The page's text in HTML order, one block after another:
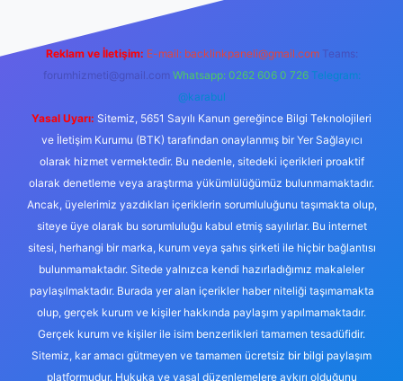
Reklam ve İletişim: E-mail: backlinkpaneli@gmail.com Teams:
forumhizmeti@gmail.com Whatsapp: 0262 606 0 726 Telegram:
@karabul
Yasal Uyarı: Sitemiz, 5651 Sayılı Kanun gereğince Bilgi Teknolojileri
ve İletişim Kurumu (BTK) tarafından onaylanmış bir Yer Sağlayıcı
olarak hizmet vermektedir. Bu nedenle, sitedeki içerikleri proaktif
olarak denetleme veya araştırma yükümlülüğümüz bulunmamaktadır.
Ancak, üyelerimiz yazdıkları içeriklerin sorumluluğunu taşımakta olup,
siteye üye olarak bu sorumluluğu kabul etmiş sayılırlar. Bu internet
sitesi, herhangi bir marka, kurum veya şahıs şirketi ile hiçbir bağlantısı
bulunmamaktadır. Sitede yalnızca kendi hazırladığımız makaleler
paylaşılmaktadır. Burada yer alan içerikler haber niteliği taşımamakta
olup, gerçek kurum ve kişiler hakkında paylaşım yapılmamaktadır.
Gerçek kurum ve kişiler ile isim benzerlikleri tamamen tesadüfidir.
Sitemiz, kar amacı gütmeyen ve tamamen ücretsiz bir bilgi paylaşım
platformudur. Hukuka ve yasal düzenlemelere aykırı olduğunu